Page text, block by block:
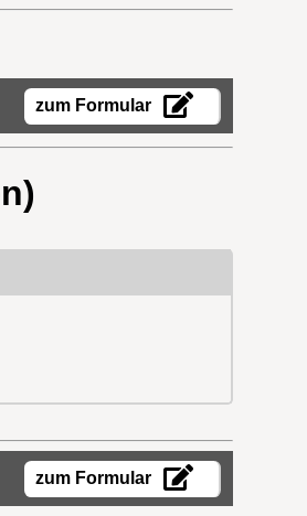
zum Formular
zum Formular